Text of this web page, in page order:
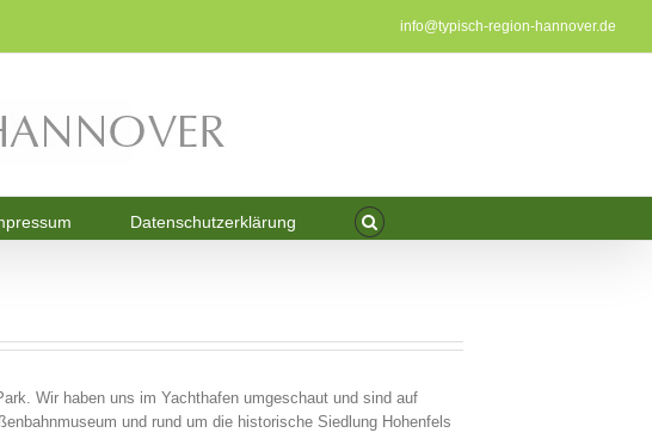
info@typisch-region-hannover.de
Datenschutzerklärung
Wir haben uns im Yachthafen umgeschaut und sind auf
und rund um die historische Siedlung Hohenfels